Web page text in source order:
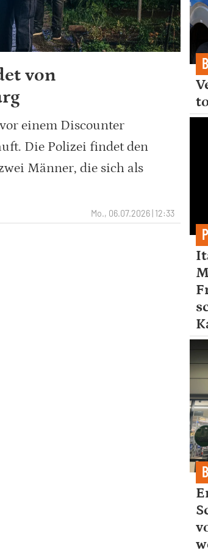
von
einem Discounter
Die Polizei findet den
Männer, die sich als
Mo., 06.07.2026 | 12:33